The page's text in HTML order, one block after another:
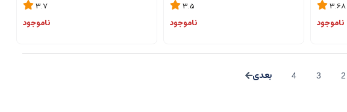
3.68
ناموجود
3.5
ناموجود
3.7
ناموجود
2
3
4